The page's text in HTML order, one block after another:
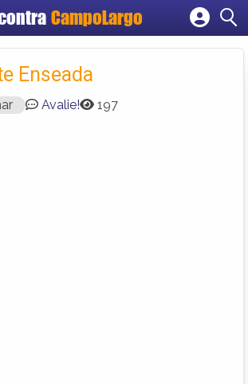
CampoLargo
Cadastrar empresa
Criar conta
Enseada
Avalie! 197